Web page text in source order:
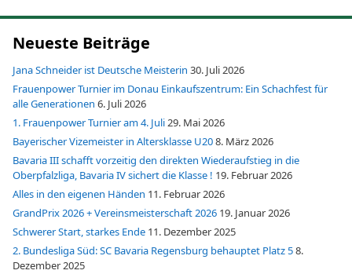
Neueste Beiträge
Jana Schneider ist Deutsche Meisterin 30. Juli 2026
Frauenpower Turnier im Donau Einkaufszentrum: Ein Schachfest für
alle Generationen 6. Juli 2026
1. Frauenpower Turnier am 4. Juli29. Mai 2026
Bayerischer Vizemeister in Altersklasse U208. März 2026
Bavaria III schafft vorzeitig den direkten Wiederaufstieg in die
Oberpfalzliga, Bavaria IV sichert die Klasse ! 19. Februar 2026
Alles in den eigenen Händen 11. Februar 2026
GrandPrix 2026 + Vereinsmeisterschaft 2026 19. Januar 2026
Schwerer Start, starkes Ende 11. Dezember 2025
2. Bundesliga Süd: SC Bavaria Regensburg behauptet Platz 58.
Dezember 2025